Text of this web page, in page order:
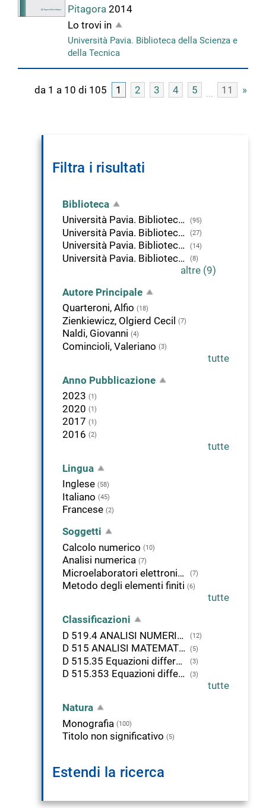
Pitagora2014
Lo trovi in
Università Pavia. Biblioteca della Scienza e
della Tecnica
da 1 a 10 di 105 1 2 3 4 5 11 »
Filtra i risultati
Biblioteca
Università Pavia. Biblioteca della Scienza e della Tecnica
(95)
Università Pavia. Biblioteca delle Scienze (27)
Università Pavia. Biblioteca di Economia (14)
Università Pavia. Biblioteca di Area Medica "Adolfo Ferrata" (8)
altre (9)
Autore Principale
Quarteroni, Alfio (18)
Zienkiewicz, Olgierd Cecil (7)
Naldi, Giovanni (4)
Comincioli, Valeriano (3)
tutte
Anno Pubblicazione
2023 (1)
2020 (1)
2017 (1)
2016 (2)
tutte
Lingua
Inglese (58)
Italiano (45)
Francese (2)
Soggetti
Calcolo numerico (10)
Analisi numerica (7)
Microelaboratori elettronici - Programmi MATLAB (7)
Metodo degli elementi finiti (6)
tutte
Classificazioni
D 519.4 ANALISI NUMERICA APPLICATA
(12)
D 515 ANALISI MATEMATICA (5)
D 515.35 Equazioni differenziali (3)
D 515.353 Equazioni differenziali alle derivate parziali. (3)
tutte
Natura
Monografia (100)
Titolo non significativo (5)
Estendi la ricerca